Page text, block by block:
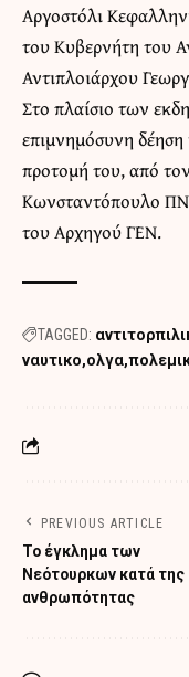
Αργοστόλι
του Κυβερνήτη του
Αντιπλοιάρχου
Στο πλαίσιο των
επιμνημόσυνη
προτομή του, από
Κωνσταντόπουλο
του Αρχηγού ΓΕΝ.
TAGGED:
ναυτικο ολγα
PREVIOUS ARTICLE
Το έγκλημα των
Νεότουρκων κατά της
ανθρωπότητας